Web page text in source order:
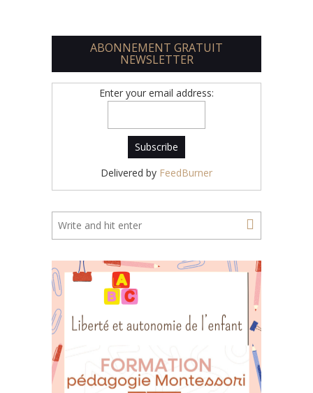
ABONNEMENT GRATUIT
NEWSLETTER
Enter your email address:
Delivered by FeedBurner